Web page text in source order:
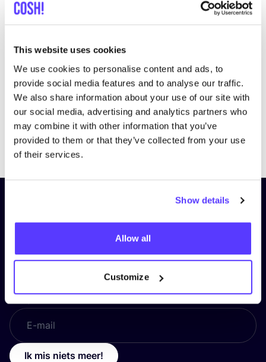
This website uses cookies
We use cookies to personalise content and ads, to
provide social media features and to analyse our traffic.
We also share information about your use of our site with
our social media, advertising and analytics partners who
may combine it with other information that you’ve
provided to them or that they’ve collected from your use
of their services.
Show details
Allow all
Customize
PreviousNext
Schrijf je in op onze nieuwsbrief
en blijf op de hoogte!
Ik mis niets meer!